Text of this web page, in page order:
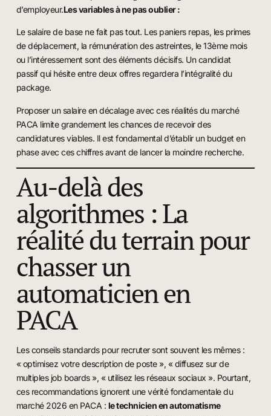
d’employeur.Les variables à ne pas oublier :
Le salaire de base ne fait pas tout. Les paniers repas, les primes
de déplacement, la rémunération des astreintes, le 13ème mois
ou l’intéressement sont des éléments décisifs. Un candidat
passif qui hésite entre deux offres regardera l’intégralité du
package.
Proposer un salaire en décalage avec ces réalités du marché
PACA limite grandement les chances de recevoir des
candidatures viables. Il est fondamental d’établir un budget en
phase avec ces chiffres avant de lancer la moindre recherche.
Au-delà des
algorithmes : La
réalité du terrain pour
chasser un
automaticien en
PACA
Les conseils standards pour recruter sont souvent les mêmes :
« optimisez votre description de poste », « diffusez sur de
multiples job boards », « utilisez les réseaux sociaux ». Pourtant,
ces recommandations ignorent une vérité fondamentale du
marché 2026 en PACA : le technicien en automatisme